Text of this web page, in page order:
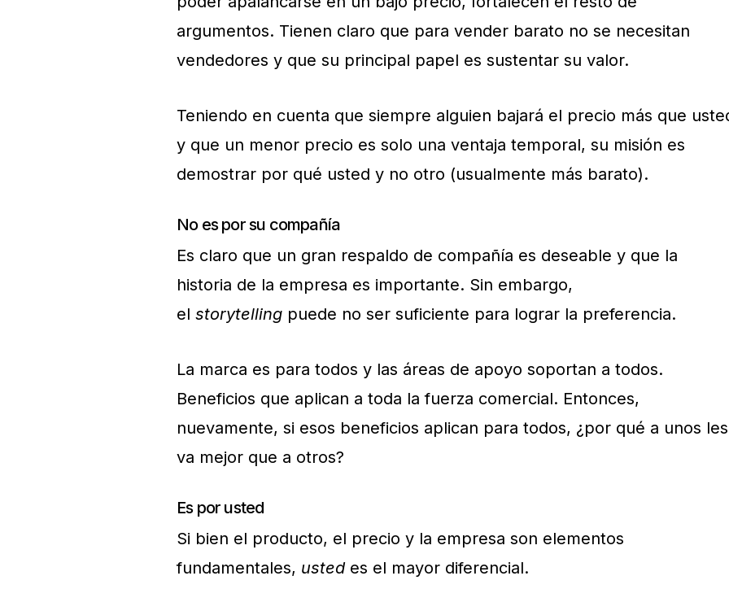
argumentos. Tienen claro que para vender barato no se necesitan
vendedores y que su principal papel es sustentar su valor.
Teniendo en cuenta que siempre alguien bajará el precio más que
y que un menor precio es solo una ventaja temporal, su misión es
demostrar por qué usted y no otro (usualmente más barato).
No es por su compañía
Es claro que un gran respaldo de compañía es deseable y que la
historia de la empresa es importante. Sin embargo,
el storytelling puede no ser suficiente para lograr la preferencia.
La marca es para todos y las áreas de apoyo soportan a todos.
Beneficios que aplican a toda la fuerza comercial. Entonces,
nuevamente, si esos beneficios aplican para todos, ¿por qué a unos les
va mejor que a otros?
Es por usted
Si bien el producto, el precio y la empresa son elementos
fundamentales, ustedes el mayor diferencial.